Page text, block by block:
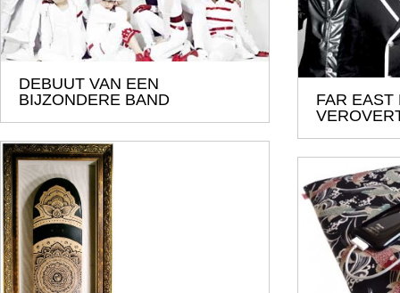
DEBUUT VAN EEN
BIJZONDERE BAND
FAR EAST